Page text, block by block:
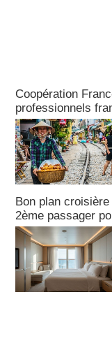
Coopération
professionnels
Bon plan
2ème passager